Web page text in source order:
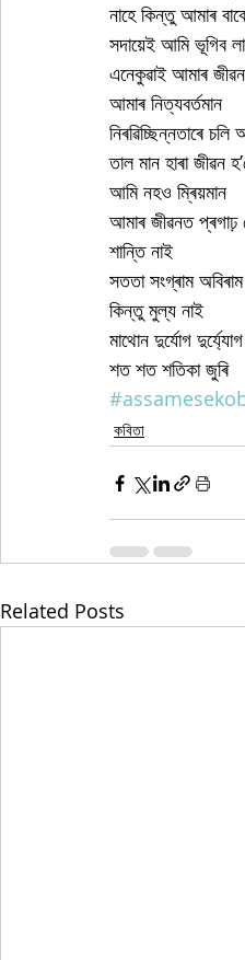
নাহে কিন্তু আমাৰ বাবে
সদায়েই আমি ভূগিব
এনেকুৱাই আমাৰ জীৱন
আমাৰ নিত্যবৰ্তমান
নিৰৱিচ্ছিন্নতাৰে
তাল মান হাৰা জীৱন
আমি নহও ম্ৰিয়মান
আমাৰ জীৱনত
শান্তি নাই
সততা সংগ্ৰাম অবিৰাম
কিন্তু মুল্য নাই
মাথোন দুৰ্যোগ
শত শত শতিকা জুৰি
কবিতা
Related Posts